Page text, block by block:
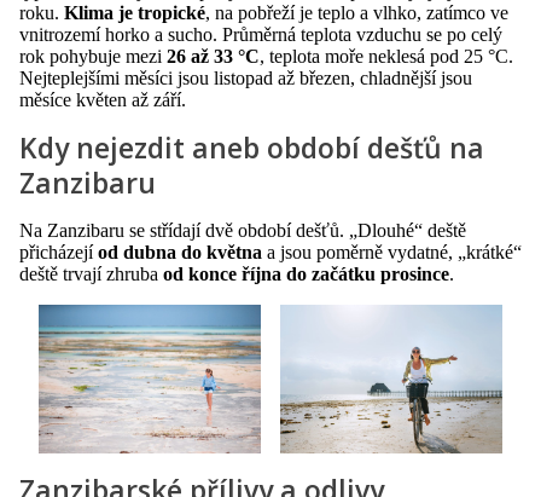
roku. Klima je tropické, na pobřeží je teplo a vlhko, zatímco ve
vnitrozemí horko a sucho. Průměrná teplota vzduchu se po celý
rok pohybuje mezi 26 až 33 °C, teplota moře neklesá pod 25 °C.
Nejteplejšími měsíci jsou listopad až březen, chladnější jsou
měsíce květen až září.
Kdy nejezdit aneb období dešťů na
Zanzibaru
Na Zanzibaru se střídají dvě období dešťů. „Dlouhé“ deště
přicházejíod dubna do května a jsou poměrně vydatné, „krátké“
deště trvají zhruba od konce října do začátku prosince.
Zanzibarské přílivy a odlivy